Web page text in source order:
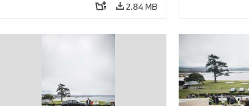
2.84 MB